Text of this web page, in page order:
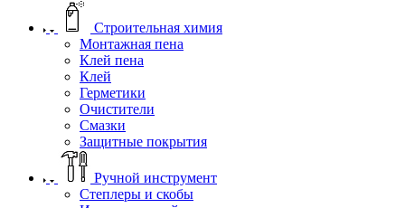
Строительная химия
Монтажная пена
Клей пена
Клей
Герметики
Очистители
Смазки
Защитные покрытия
Ручной инструмент
Степлеры и скобы